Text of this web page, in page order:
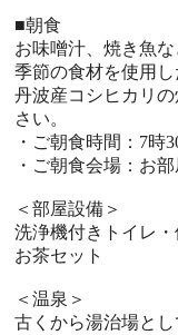
■朝食
お味噌汁、焼き魚
季節の食材を使用し
丹波産コシヒカリ
さい。
・ご朝食時間：7時
・ご朝食会場：お
＜部屋設備＞
洗浄機付きトイレ
お茶セット
＜温泉＞
古くから湯治場と